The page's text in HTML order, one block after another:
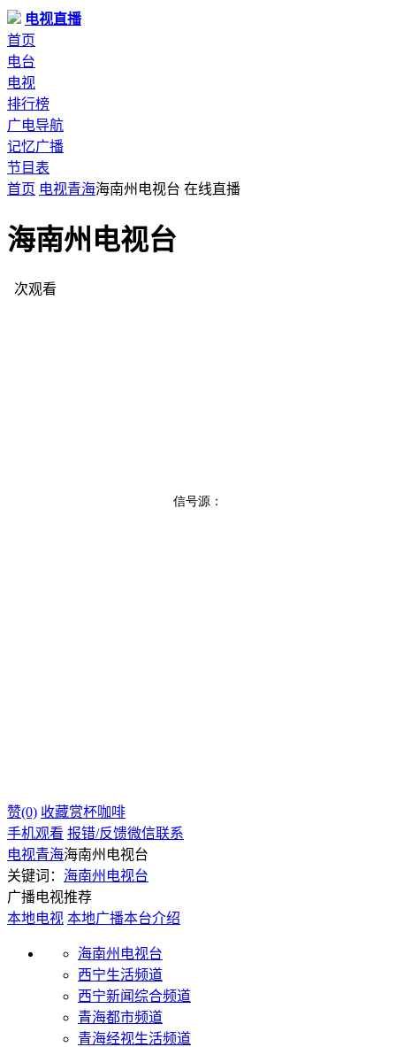
电视直播
首页
电台
电视
排行榜
广电导航
记忆广播
节目表
首页 电视青海海南州电视台 在线直播
海南州电视台
次观看
赞(0) 收藏赏杯咖啡
手机观看 报错/反馈微信联系
电视青海海南州电视台
关键词： 海南州电视台
广播电视推荐
本地电视 本地广播本台介绍
海南州电视台
西宁生活频道
西宁新闻综合频道
青海都市频道
青海经视生活频道